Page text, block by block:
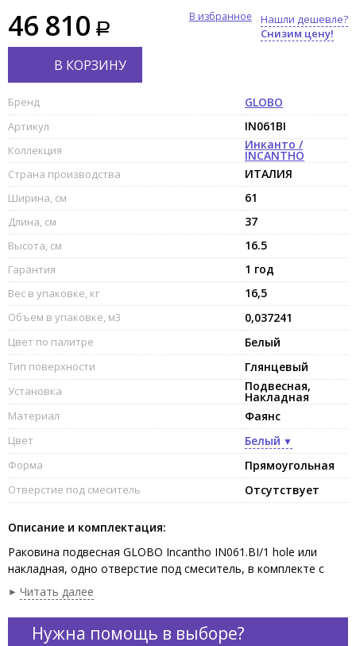
46 810
Нашли дешевле?
Снизим цену!
В избранное
В КОРЗИНУ
Бренд GLOBO
Артикул IN061BI
Коллекция Инканто /
INCANTHO
Страна производства ИТАЛИЯ
Ширина, см 61
Длина, см 37
Высота, см 16.5
Гарантия 1 год
Вес в упаковке, кг 16,5
Объем в упаковке, м3 0,037241
Цвет по палитре Белый
Тип поверхности Глянцевый
Установка Подвесная,
Накладная
Материал Фаянс
Цвет Белый
Форма Прямоугольная
Отверстие под смеситель Отсутствует
Описание и комплектация:
Раковина подвесная GLOBO Incantho IN061.BI/1 hole или
накладная, одно отверстие под смеситель, в комплекте с
креплением, размер 61х37x14 см, цвет белый
Читать далее
Нужна помощь в выборе?